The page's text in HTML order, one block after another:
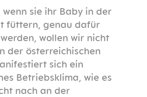
sie ihr Baby in der
füttern, genau dafür
wollen wir nicht
der österreichischen
sich ein
Betriebsklima, wie es
nach an der